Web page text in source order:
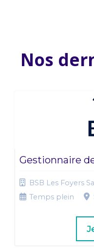
Nos
Gestionnaire
BSB Les Foyers
Temps plein